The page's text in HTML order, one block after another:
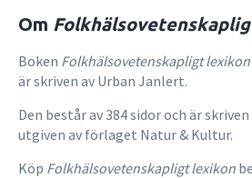
Om
Boken Folkhälsovetenskapligt lexikon
är skriven av Urban Janlert.
Den består av 384 sidor och är
utgiven av förlaget Natur & Kultur.
Köp Folkhälsovetenskapligt lexikon